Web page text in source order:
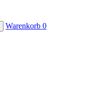
Warenkorb 0